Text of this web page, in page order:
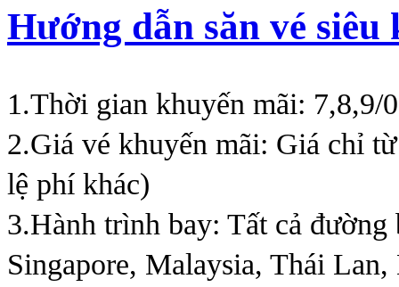
Hướng dẫn săn vé
1.Thời gian khuyến mãi: 7,8,9/
2.Giá vé khuyến mãi: Giá chỉ
lệ phí khác)
3.Hành trình bay: Tất cả
Singapore, Malaysia, Thái Lan,